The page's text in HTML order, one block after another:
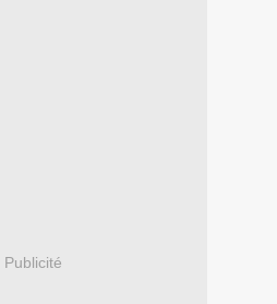
Publicité